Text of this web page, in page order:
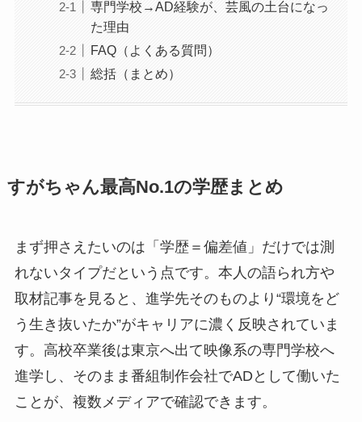
専門学校→AD経験が、芸風の土台になっ
た理由
FAQ（よくある質問）
総括（まとめ）
すがちゃん最高No.1の学歴まとめ
まず押さえたいのは「学歴＝偏差値」だけでは測
れないタイプだという点です。本人の語られ方や
取材記事を見ると、進学先そのものより“環境をど
う生き抜いたか”がキャリアに濃く反映されていま
す。高校卒業後は東京へ出て映像系の専門学校へ
進学し、そのまま番組制作会社でADとして働いた
ことが、複数メディアで確認できます。